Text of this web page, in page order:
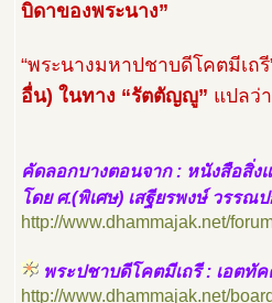
บิดาของพระนาง”
“พระนางมหาปชาบดีโคตมีเถ
อื่น) ในทาง “รัตตัญญู” แปลว่
คัดลอกบางตอนจาก : หนังสือสิ่ง
โดย ศ.(พิเศษ) เสฐียรพงษ์ วรรณ
http://www.dhammajak.net/
พระปชาบดีโคตมีเถรี : เอตทั
http://www.dhammajak.net/